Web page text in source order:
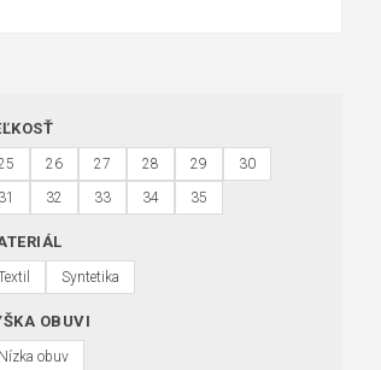
26 27 28 29
30
31
32 33 34 35
Syntetika
OBUVI
Nízka obuv